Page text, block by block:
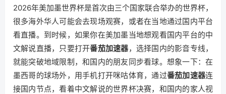
2026年美加墨世界杯是首次由三个国家联合举办的世界杯，
很多海外华人可能会去现场观赛，或者在当地通过国内平台
看直播。到时候，如果你在美加墨当地想观看国内平台的中
文解说直播，只要打开番茄加速器，选择国内的影音专线，
就能突破地域限制，和国内的朋友同步看球。想象一下：在
墨西哥的球场外，用手机打开咪咕体育，通过番茄加速器连
接国内节点，看着中文解说的世界杯决赛，和国内的家人视